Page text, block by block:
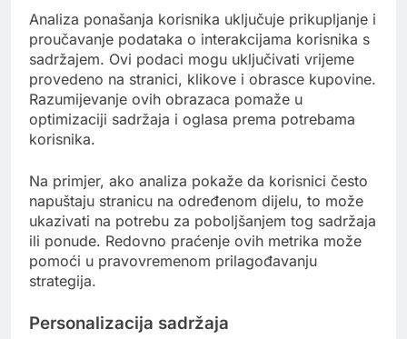
Analiza ponašanja korisnika uključuje prikupljanje i
proučavanje podataka o interakcijama korisnika s
sadržajem. Ovi podaci mogu uključivati vrijeme
provedeno na stranici, klikove i obrasce kupovine.
Razumijevanje ovih obrazaca pomaže u
optimizaciji sadržaja i oglasa prema potrebama
korisnika.
Na primjer, ako analiza pokaže da korisnici često
napuštaju stranicu na određenom dijelu, to može
ukazivati na potrebu za poboljšanjem tog sadržaja
ili ponude. Redovno praćenje ovih metrika može
pomoći u pravovremenom prilagođavanju
strategija.
Personalizacija sadržaja